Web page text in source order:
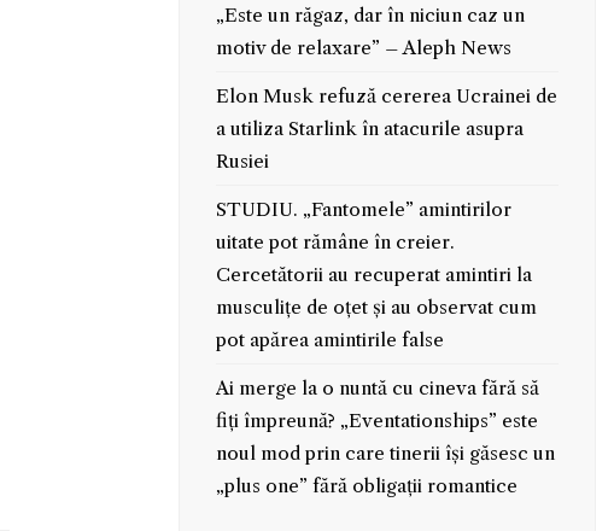
„Este un răgaz, dar în niciun caz un
motiv de relaxare” – Aleph News
Elon Musk refuză cererea Ucrainei de
a utiliza Starlink în atacurile asupra
Rusiei
STUDIU. „Fantomele” amintirilor
uitate pot rămâne în creier.
Cercetătorii au recuperat amintiri la
musculițe de oțet și au observat cum
pot apărea amintirile false
Ai merge la o nuntă cu cineva fără să
fiți împreună? „Eventationships” este
noul mod prin care tinerii își găsesc un
„plus one” fără obligații romantice